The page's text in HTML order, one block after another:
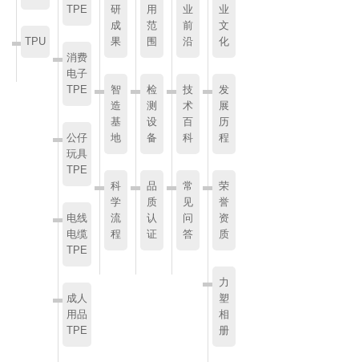
TPU
TPE
消费
电子
TPE
公仔
玩具
TPE
电线
电缆
TPE
成人
用品
TPE
研
成
果
智
造
基
地
科
学
流
程
用
范
围
检
测
设
备
品
质
认
证
业
前
沿
技
术
百
科
常
见
问
答
业
文
化
发
展
历
程
荣
誉
资
质
力
塑
相
册